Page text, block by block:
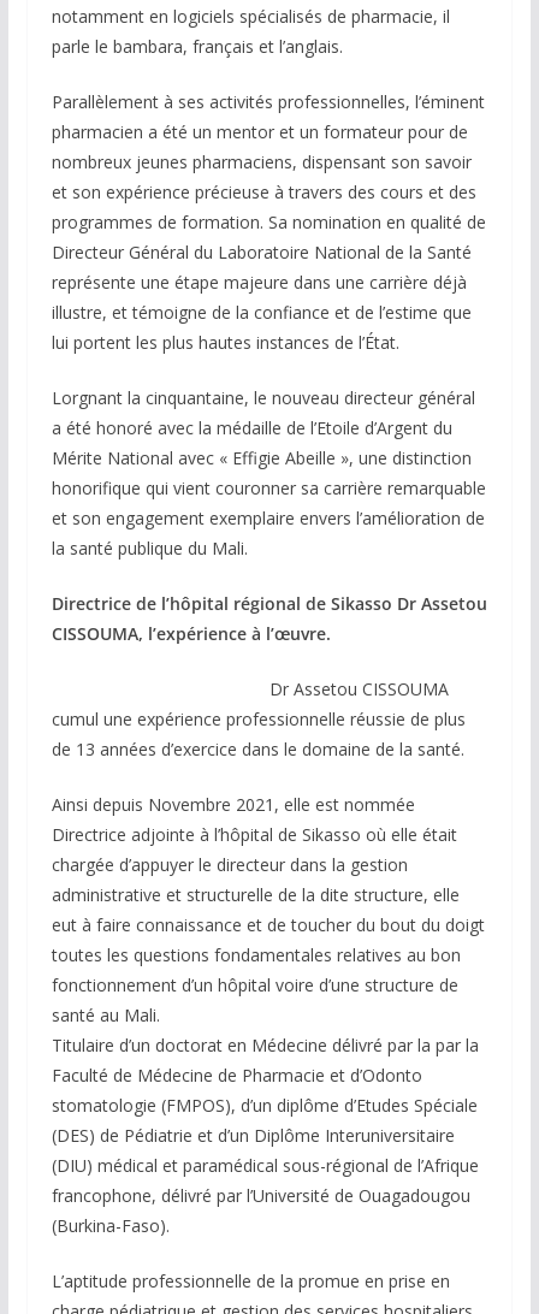
notamment en logiciels spécialisés de pharmacie, il
parle le bambara, français et l’anglais.
Parallèlement à ses activités professionnelles, l’éminent
pharmacien a été un mentor et un formateur pour de
nombreux jeunes pharmaciens, dispensant son savoir
et son expérience précieuse à travers des cours et des
programmes de formation. Sa nomination en qualité de
Directeur Général du Laboratoire National de la Santé
représente une étape majeure dans une carrière déjà
illustre, et témoigne de la confiance et de l’estime que
lui portent les plus hautes instances de l’État.
Lorgnant la cinquantaine, le nouveau directeur général
a été honoré avec la médaille de l’Etoile d’Argent du
Mérite National avec « Effigie Abeille », une distinction
honorifique qui vient couronner sa carrière remarquable
et son engagement exemplaire envers l’amélioration de
la santé publique du Mali.
Directrice de l’hôpital régional de Sikasso Dr Assetou
CISSOUMA, l’expérience à l’œuvre.
Dr Assetou CISSOUMA
cumul une expérience professionnelle réussie de plus
de 13 années d’exercice dans le domaine de la santé.
Ainsi depuis Novembre 2021, elle est nommée
Directrice adjointe à l’hôpital de Sikasso où elle était
chargée d’appuyer le directeur dans la gestion
administrative et structurelle de la dite structure, elle
eut à faire connaissance et de toucher du bout du doigt
toutes les questions fondamentales relatives au bon
fonctionnement d’un hôpital voire d’une structure de
santé au Mali.
Titulaire d’un doctorat en Médecine délivré par la par la
Faculté de Médecine de Pharmacie et d’Odonto
stomatologie (FMPOS), d’un diplôme d’Etudes Spéciale
(DES) de Pédiatrie et d’un Diplôme Interuniversitaire
(DIU) médical et paramédical sous-régional de l’Afrique
francophone, délivré par l’Université de Ouagadougou
(Burkina-Faso).
L’aptitude professionnelle de la promue en prise en